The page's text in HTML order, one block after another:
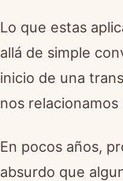
Lo que estas
allá de simple
inicio de una
nos
En pocos años,
absurdo que